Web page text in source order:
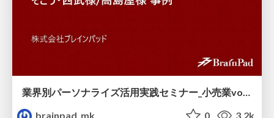
brainpad_mk
0 3.2k